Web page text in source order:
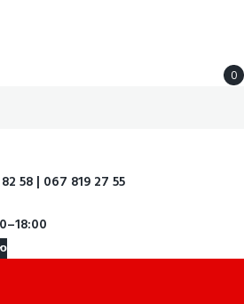
0
58 | 067 819 27 55